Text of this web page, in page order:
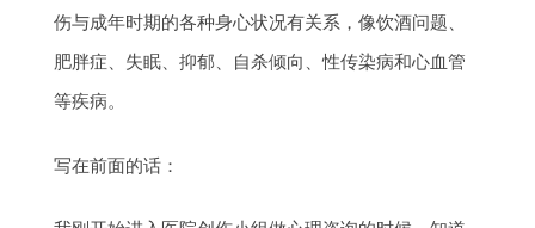
伤与成年时期的各种身心状况有关系，像饮酒问题、
肥胖症、失眠、抑郁、自杀倾向、性传染病和心血管
等疾病。
写在前面的话：